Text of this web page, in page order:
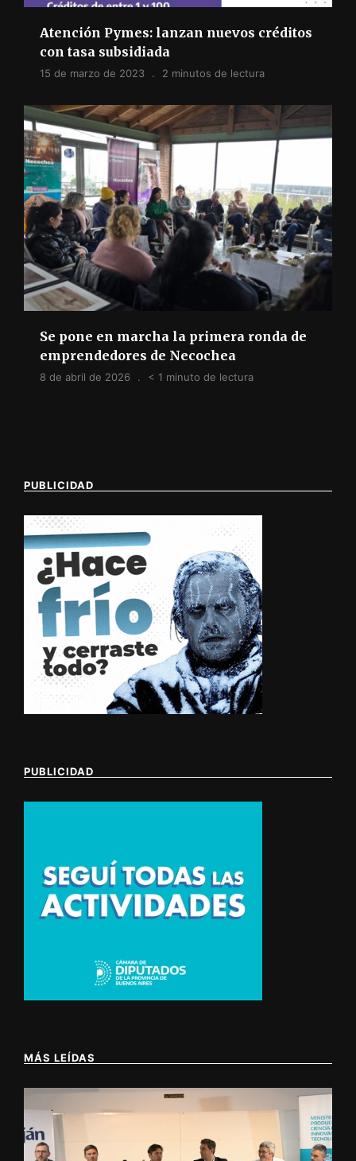
Atención Pymes: lanzan nuevos créditos
con tasa subsidiada
15 de marzo de 2023 2 minutos de lectura
Se pone en marcha la primera ronda de
emprendedores de Necochea
8 de abril de 2026 < 1 minuto de lectura
PUBLICIDAD
PUBLICIDAD
MÁS LEÍDAS